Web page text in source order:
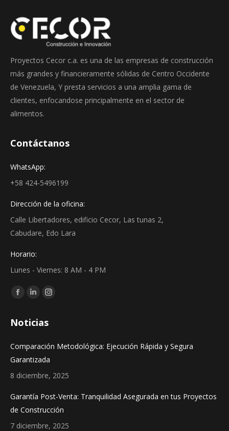
Proyectos Cecor c.a. es una de las empresas de construcción
más grandes y financieramente sólidas de Centro Occidente
de Venezuela, Y presta servicios a una amplia gama de
clientes, enfocandose principalmente en el sector de
alimentos.
Contáctanos
WhatsApp:
+58 424-5496199
Dirección de la oficina:
Calle Libertadores, edificio Cecor, Las tunas 2,
Cabudare, Edo Lara
Horario:
Lunes - Viernes: 8 AM - 4 PM
Find us on:
Facebook
opens
new
window
Linkedin
opens
new
window
Instagram
opens
new
window
Noticias
Comparación Metodológica: Ejecución Rápida y Segura
Garantizada
8 diciembre, 2025
Garantía Post-Venta: Tranquilidad Asegurada en tus Proyectos
de Construcción
7 diciembre, 2025